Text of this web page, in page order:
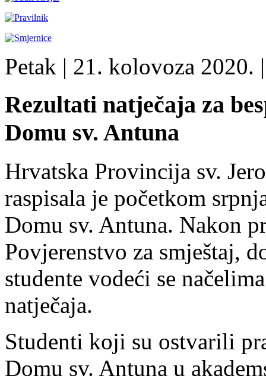
Petak | 21. kolovoza 2020. |
Rezultati natječaja za
Domu sv. Antuna
Hrvatska Provincija sv.
raspisala je početkom
Domu sv. Antuna. Nakon
Povjerenstvo za smještaj,
studente vodeći se
natječaja.
Studenti koji su ostvarili
Domu sv. Antuna u